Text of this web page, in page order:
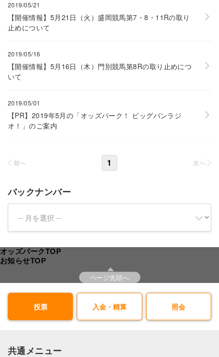
2019/05/21
【開催情報】5月21日（火）盛岡競馬第7・8・11Rの取り
止めについて
2019/05/16
【開催情報】5月16日（木）門別競馬第8Rの取り止めにつ
いて
2019/05/01
【PR】2019年5月の「オッズパーク！ ビッグバンラジ
オ！」のご案内
前へ 1 次へ
バックナンバー
オッズパークTOP
お知らせTOP
ページ先頭へ
投票 入金・精算 照会
共通メニュー